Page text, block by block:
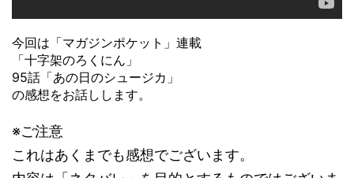
今回は「マガジンポケット」連載
「十字架のろくにん」
95話「あの日のシュージカ」
の感想をお話しします。
※ご注意
これはあくまでも感想でございます。